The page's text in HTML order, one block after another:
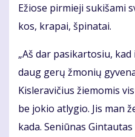
Ežio­se pir­mie­ji su­ki­ša­mi
kos, kra­pai, špi­na­tai.
„Aš dar pa­si­kar­to­siu,
daug ge­rų žmo­nių
Kis­le­ra­vi­čius žie­mo­mis
be jo­kio at­ly­gio. Jis man
ka­da. Se­niū­nas